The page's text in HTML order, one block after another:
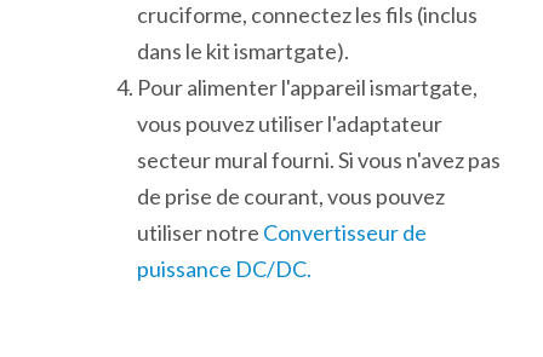
cruciforme, connectez les fils (inclus
dans le kit ismartgate).
Pour alimenter l'appareil ismartgate,
vous pouvez utiliser l'adaptateur
secteur mural fourni. Si vous n'avez pas
de prise de courant, vous pouvez
utiliser notre Convertisseur de
puissance DC/DC.